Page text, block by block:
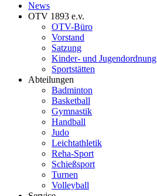
News
OTV 1893 e.v.
OTV-Büro
Vorstand
Satzung
Kinder- und Jugendordnung
Sportstätten
Abteilungen
Badminton
Basketball
Gymnastik
Handball
Judo
Leichtathletik
Reha-Sport
Schießsport
Turnen
Volleyball